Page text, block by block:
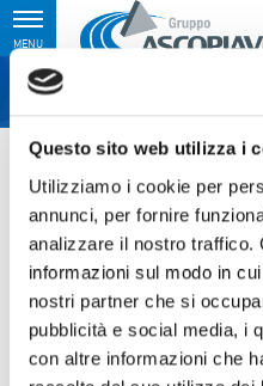
Questo sito web utilizza i
Utilizziamo i cookie per
annunci, per fornire
analizzare il nostro traffico.
informazioni sul modo in
nostri partner che si
pubblicità e social media, i
con altre informazioni che
Toggle
navigation
MENU
Home›Annual Shareholders’
December 31, 2015
28.04.2016
ANNUAL
MEETING